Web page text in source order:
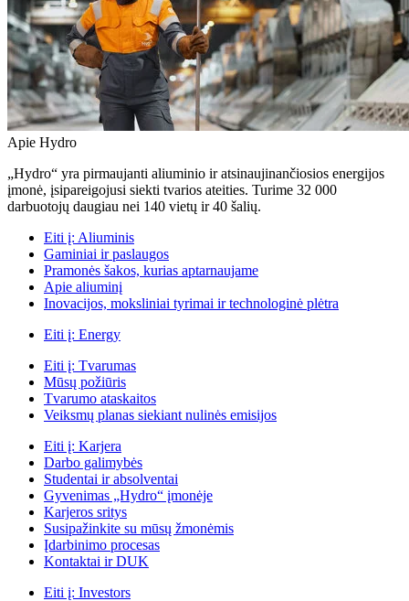
Apie Hydro
„Hydro“ yra pirmaujanti aliuminio ir atsinaujinančiosios energijos
įmonė, įsipareigojusi siekti tvarios ateities. Turime 32 000
darbuotojų daugiau nei 140 vietų ir 40 šalių.
Eiti į: Aliuminis
Gaminiai ir paslaugos
Pramonės šakos, kurias aptarnaujame
Apie aliuminį
Inovacijos, moksliniai tyrimai ir technologinė plėtra
Eiti į: Energy
Eiti į: Tvarumas
Mūsų požiūris
Tvarumo ataskaitos
Veiksmų planas siekiant nulinės emisijos
Eiti į: Karjera
Darbo galimybės
Studentai ir absolventai
Gyvenimas „Hydro“ įmonėje
Karjeros sritys
Susipažinkite su mūsų žmonėmis
Įdarbinimo procesas
Kontaktai ir DUK
Eiti į: Investors